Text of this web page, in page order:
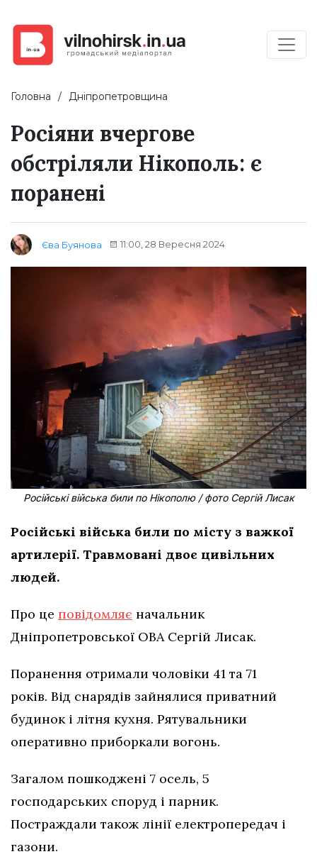
Головна Дніпропетровщина
Росіяни вчергове
обстріляли Нікополь: є
поранені
Єва Буянова 11:00, 28 Вересня 2024
Російські війська били по Нікополю / фото Сергій Лисак
Російські війська били по місту з важкої
артилерії. Травмовані двоє цивільних
людей.
Про це повідомляє начальник
Дніпропетровської ОВА Сергій Лисак.
Поранення отримали чоловіки 41 та 71
років. Від снарядів зайнялися приватний
будинок і літня кухня. Рятувальники
оперативно приборкали вогонь.
Загалом пошкоджені 7 осель, 5
господарських споруд і парник.
Постраждали також лінії електропередач і
газони.